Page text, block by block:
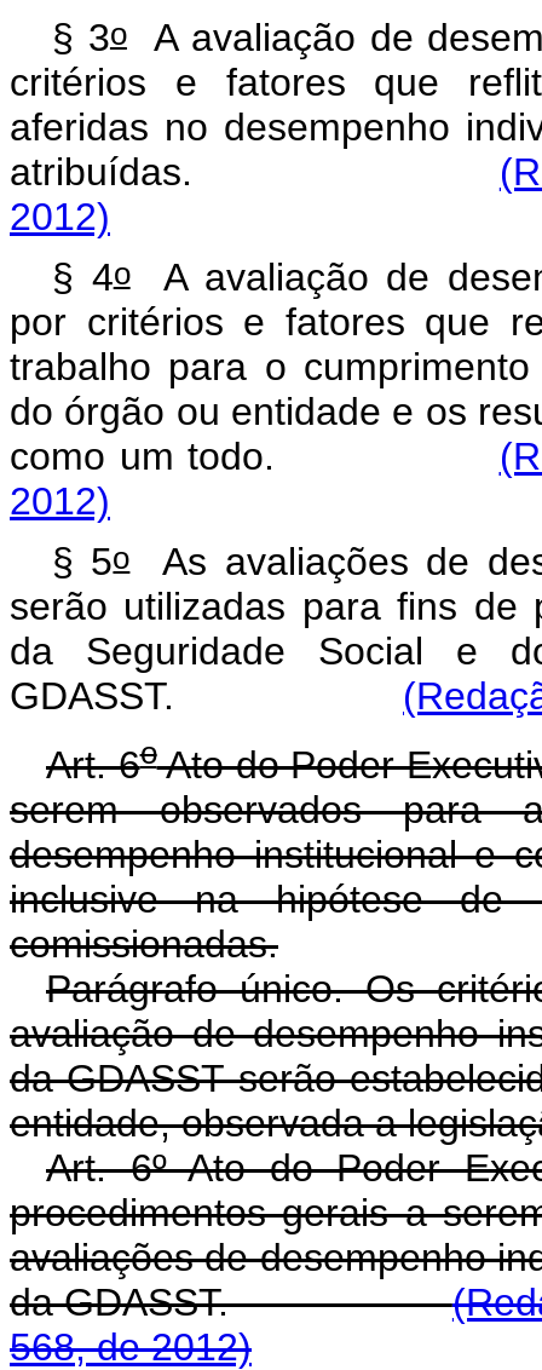
§ 3oA avaliação de
critérios e fatores que
aferidas no desempenho
atribuídas.
2012)
§ 4oA avaliação de
por critérios e fatores que
trabalho para o
do órgão ou entidade e os
como um todo.
2012)
§ 5oAs avaliações de
serão utilizadas para fins de
da Seguridade Social e
GDASST.
Art. 6oAto do Poder
serem observados para
desempenho institucional e
inclusive na hipótese de
comissionadas.
Parágrafo único. Os
avaliação de desempenho
da GDASST serão
entidade, observada a
Art. 6º Ato do Poder
procedimentos gerais a
avaliações de desempenho
da GDASST.
568, de 2012)